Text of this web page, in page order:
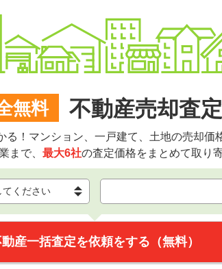
無料 不動産売却査定
る！マンション、一戸建て、土地の売却価
まで、 最大6社の査定価格をまとめて取り
産一括査定を依頼をする（無料）